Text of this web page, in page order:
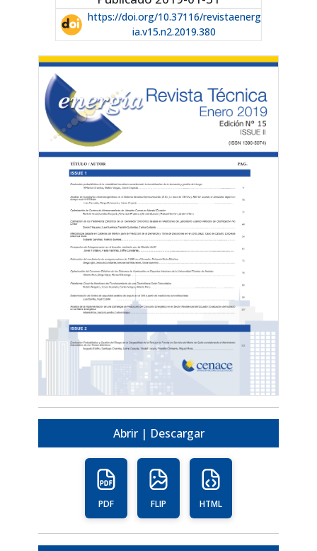
https://doi.org/10.37116/revistaenerg
ia.v15.n2.2019.380
Abrir | Descargar
PDF FLIP HTML